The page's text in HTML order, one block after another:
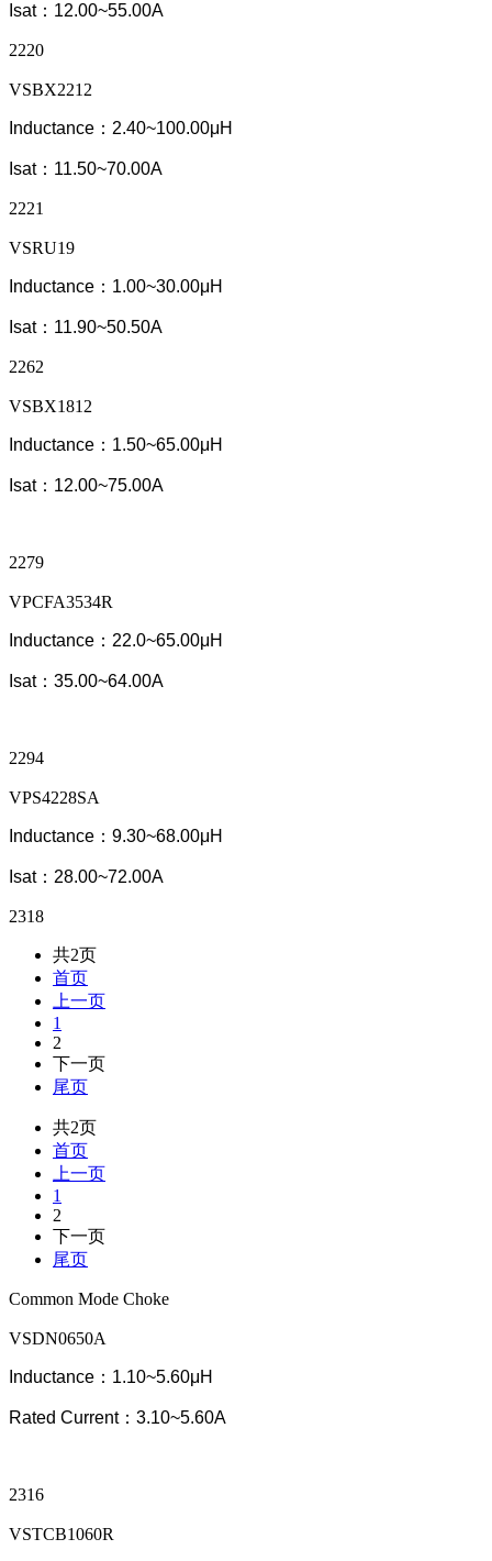
Isat：12.00~55.00A
2220
VSBX2212
Inductance：2.40~100.00μH
Isat：11.50~70.00A
2221
VSRU19
Inductance：1.00~30.00μH
Isat：11.90~50.50A
2262
VSBX1812
Inductance：1.50~65.00μH
Isat：12.00~75.00A
2279
VPCFA3534R
Inductance：22.0~65.00μH
Isat：35.00~64.00A
2294
VPS4228SA
Inductance：9.30~68.00μH
Isat：28.00~72.00A
2318
共2页
首页
上一页
1
2
下一页
尾页
共2页
首页
上一页
1
2
下一页
尾页
Common Mode Choke
VSDN0650A
Inductance：1.10~5.60μH
Rated Current：3.10~5.60A
2316
VSTCB1060R